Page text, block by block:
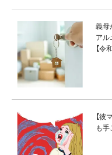
義母
アル
【令
【彼
も手